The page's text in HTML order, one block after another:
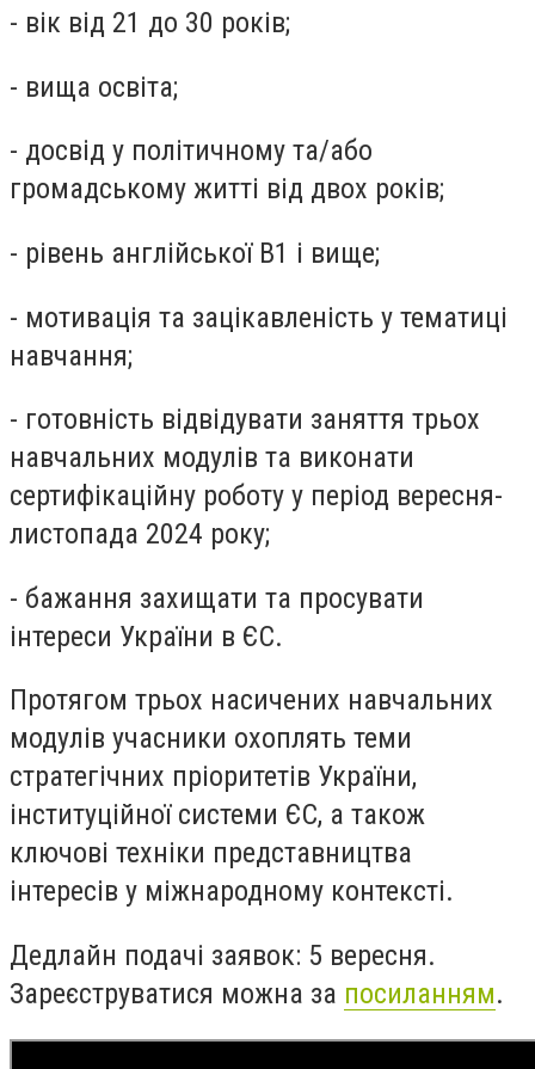
- вік від 21 до 30 років;
- вища освіта;
- досвід у політичному та/або
громадському житті від двох років;
- рівень англійської B1 і вище;
- мотивація та зацікавленість у тематиці
навчання;
- готовність відвідувати заняття трьох
навчальних модулів та виконати
сертифікаційну роботу у період вересня-
листопада 2024 року;
- бажання захищати та просувати
інтереси України в ЄС.
Протягом трьох насичених навчальних
модулів учасники охоплять теми
стратегічних пріоритетів України,
інституційної системи ЄС, а також
ключові техніки представництва
інтересів у міжнародному контексті.
Дедлайн подачі заявок: 5 вересня.
Зареєструватися можна за посиланням.